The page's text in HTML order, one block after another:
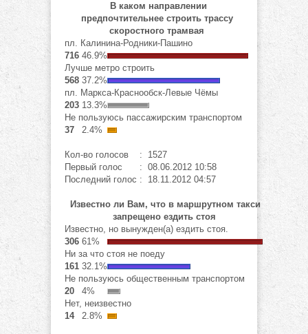
В каком направлении
предпочтительнее строить трассу
скоростного трамвая
пл. Калинина-Родники-Пашино
716 46.9%
Лучше метро строить
568 37.2%
пл. Маркса-Краснообск-Левые Чёмы
203 13.3%
Не пользуюсь пассажирским транспортом
37
2.4%
Кол-во голосов
: 1527
Первый голос
: 08.06.2012 10:58
Последний голос : 18.11.2012 04:57
Известно ли Вам, что в маршрутном такси
запрещено ездить стоя
Известно, но вынужден(а) ездить стоя.
306 61%
Ни за что стоя не поеду
161 32.1%
Не пользуюсь общественным транспортом
20
4%
Нет, неизвестно
14
2.8%